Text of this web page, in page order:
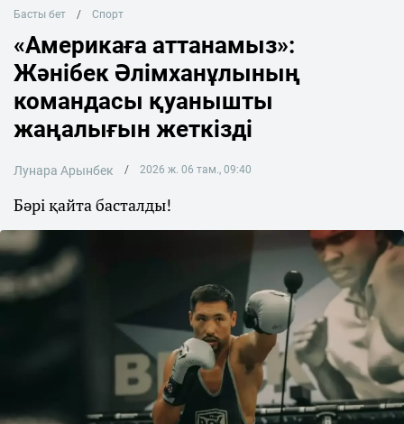
Басты бет Спорт
«Америкаға аттанамыз»:
Жәнібек Әлімханұлының
командасы қуанышты
жаңалығын жеткізді
Лунара Арынбек 2026 ж. 06 там., 09:40
Бәрі қайта басталды!